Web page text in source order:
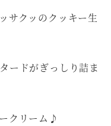
サクッのクッキー生
ードがぎっしり詰ま
クリーム♪